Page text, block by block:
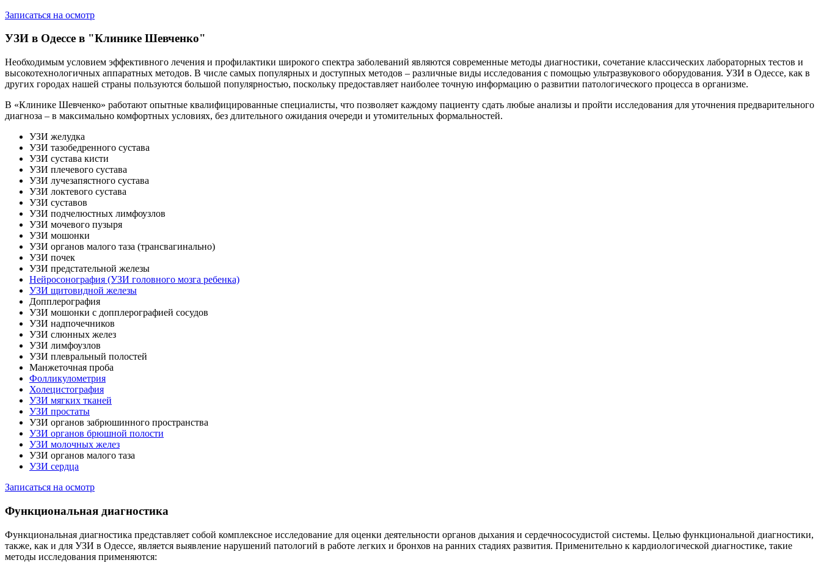
Записаться на осмотр
УЗИ в Одессе в "Клинике Шевченко"
Необходимым условием эффективного лечения и профилактики широкого спектра заболеваний являются современные методы диагностики, сочетание классических лабораторных тестов и
высокотехнологичных аппаратных методов. В числе самых популярных и доступных методов – различные виды исследования с помощью ультразвукового оборудования. УЗИ в Одессе, как в
других городах нашей страны пользуются большой популярностью, поскольку предоставляет наиболее точную информацию о развитии патологического процесса в организме.
В «Клинике Шевченко» работают опытные квалифицированные специалисты, что позволяет каждому пациенту сдать любые анализы и пройти исследования для уточнения предварительного
диагноза – в максимально комфортных условиях, без длительного ожидания очереди и утомительных формальностей.
УЗИ желудка
УЗИ тазобедренного сустава
УЗИ сустава кисти
УЗИ плечевого сустава
УЗИ лучезапястного сустава
УЗИ локтевого сустава
УЗИ суставов
УЗИ подчелюстных лимфоузлов
УЗИ мочевого пузыря
УЗИ мошонки
УЗИ органов малого таза (трансвагинально)
УЗИ почек
УЗИ предстательной железы
Нейросонография (УЗИ головного мозга ребенка)
УЗИ щитовидной железы
Допплерография
УЗИ мошонки с допплерографией сосудов
УЗИ надпочечников
УЗИ слюнных желез
УЗИ лимфоузлов
УЗИ плевральный полостей
Манжеточная проба
Фолликулометрия
Холецистография
УЗИ мягких тканей
УЗИ простаты
УЗИ органов забрюшинного пространства
УЗИ органов брюшной полости
УЗИ молочных желез
УЗИ органов малого таза
УЗИ сердца
Записаться на осмотр
Функциональная диагностика
Функциональная диагностика представляет собой комплексное исследование для оценки деятельности органов дыхания и сердечнососудистой системы. Целью функциональной диагностики,
также, как и для УЗИ в Одессе, является выявление нарушений патологий в работе легких и бронхов на ранних стадиях развития. Применительно к кардиологической диагностике, такие
методы исследования применяются: